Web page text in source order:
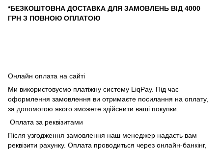
*БЕЗКОШТОВНА ДОСТАВКА ДЛЯ ЗАМОВЛЕНЬ ВІД 4000
ГРН З ПОВНОЮ ОПЛАТОЮ
Онлайн оплата на сайті
Ми використовуємо платіжну систему LiqPay. Під час
оформлення замовлення ви отримаєте посилання на оплату,
за допомогою якого зможете здійснити ваші покупки.
Оплата за реквізитами
Після узгодження замовлення наш менеджер надасть вам
реквізити рахунку. Оплата проводиться через онлайн-банкінг,